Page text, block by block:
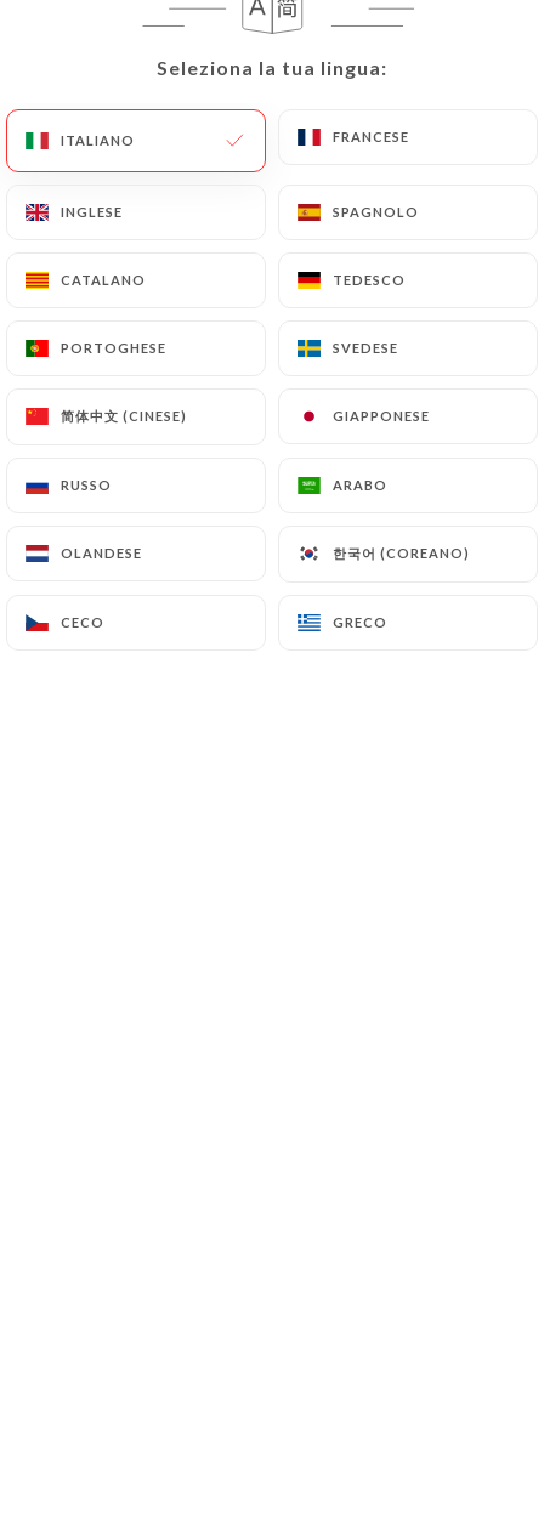
Seleziona la tua lingua:
ITALIANO FRANCESE
INGLESE SPAGNOLO
CATALANO TEDESCO
PORTOGHESE SVEDESE
简体中文 (CINESE) GIAPPONESE
RUSSO ARABO
OLANDESE 한국어 (COREANO)
CECO GRECO
Seleziona la tua lingua:
ITALIANO FRANCESE
INGLESE SPAGNOLO
CATALANO TEDESCO
PORTOGHESE SVEDESE
简体中文 (CINESE) GIAPPONESE
RUSSO ARABO
OLANDESE 한국어 (COREANO)
CECO GRECO